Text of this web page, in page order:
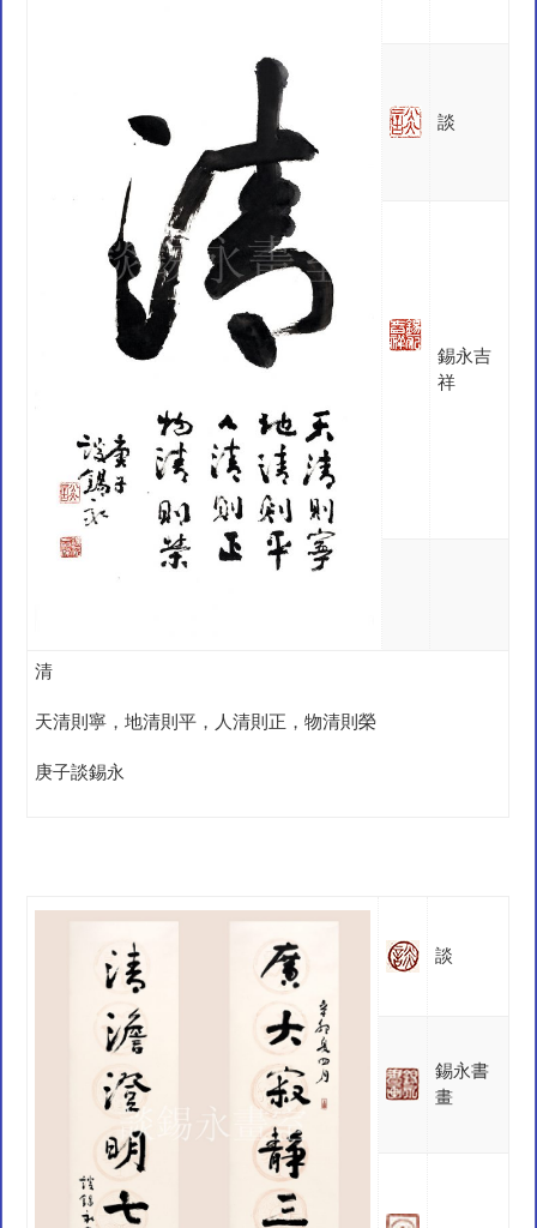
談
錫永吉
祥
清
天清則寧，地清則平，人清則正，物清則榮
庚子談錫永
談
錫永書
畫